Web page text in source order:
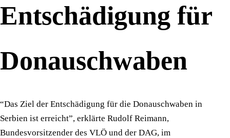
Entschädigung für
Donauschwaben
“Das Ziel der Entschädigung für die Donauschwaben in
Serbien ist erreicht”, erklärte Rudolf Reimann,
Bundesvorsitzender des VLÖ und der DAG, im